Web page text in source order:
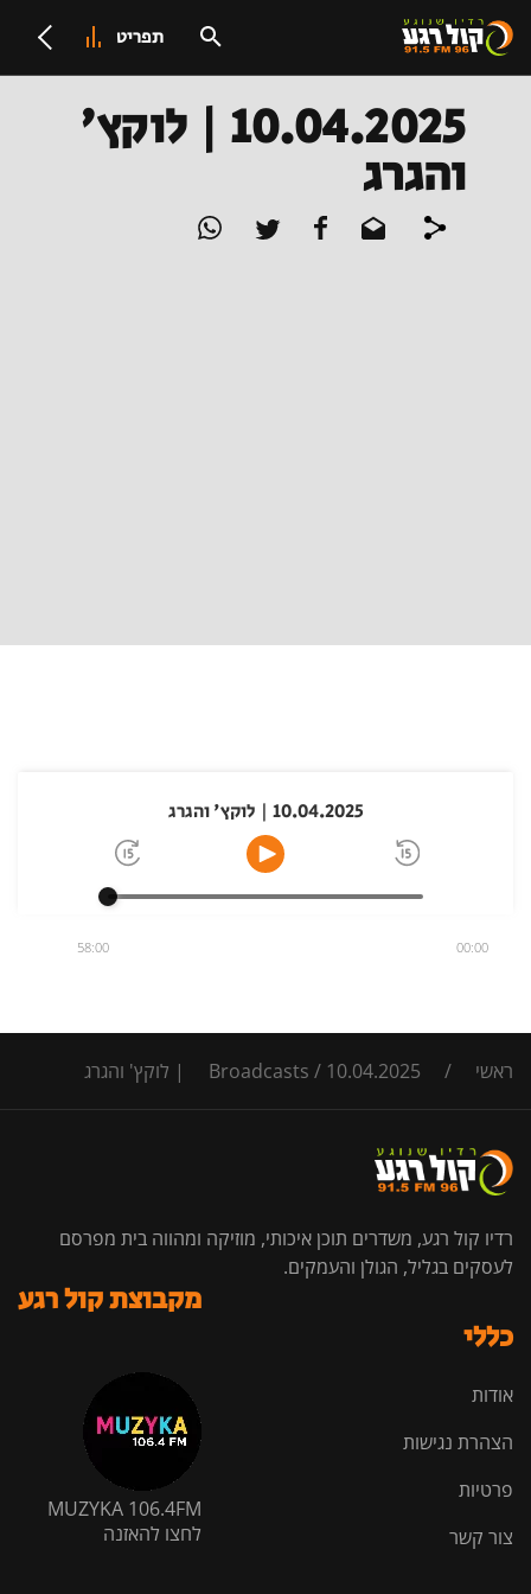
תפריט
10.04.2025 | לוקץ'
והגרג
10.04.2025 | לוקץ' והגרג
00:00
58:00
ראשי /
Broadcasts / 10.04.2025 | לוקץ' והגרג
רדיו קול רגע, משדרים תוכן איכותי, מוזיקה ומהווה בית מפרסם
לעסקים בגליל, הגולן והעמקים.
כללי
אודות
הצהרת נגישות
פרטיות
צור קשר
מקבוצת קול רגע
MUZYKA 106.4FM
לחצו להאזנה